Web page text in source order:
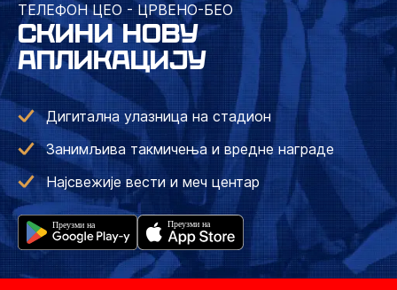
ТЕЛЕФОН ЦЕО - ЦРВЕНО-БЕО
СКИНИ НОВУ
АПЛИКАЦИЈУ
Дигитална улазница на стадион
Занимљива такмичења и вредне награде
Најсвежије вести и меч центар